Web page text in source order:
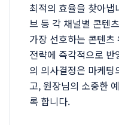
최적의 효율을 찾아
브 등 각 채널별 콘텐
가장 선호하는 콘텐츠
전략에 즉각적으로
의 의사결정은 마케
고, 원장님의 소중한
록 합니다.